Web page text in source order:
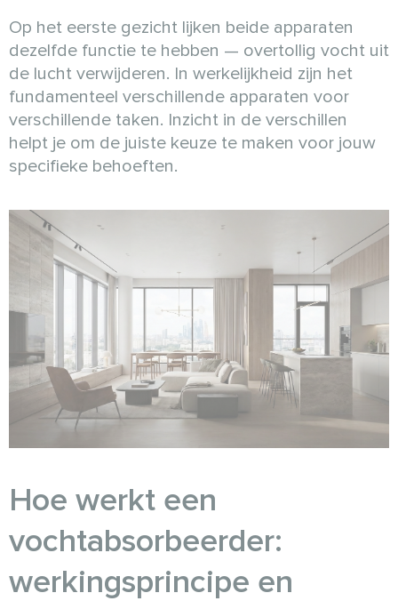
Op het eerste gezicht lijken beide apparaten
dezelfde functie te hebben — overtollig vocht uit
de lucht verwijderen. In werkelijkheid zijn het
fundamenteel verschillende apparaten voor
verschillende taken. Inzicht in de verschillen
helpt je om de juiste keuze te maken voor jouw
specifieke behoeften.
Hoe werkt een
vochtabsorbeerder:
werkingsprincipe en